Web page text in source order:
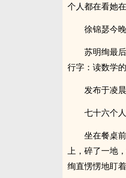
个人都在看她
徐锦瑟今
苏明绚最
行字：读数学
发布于凌
七十六个
坐在餐桌
上，碎了一地
绚直愣愣地盯